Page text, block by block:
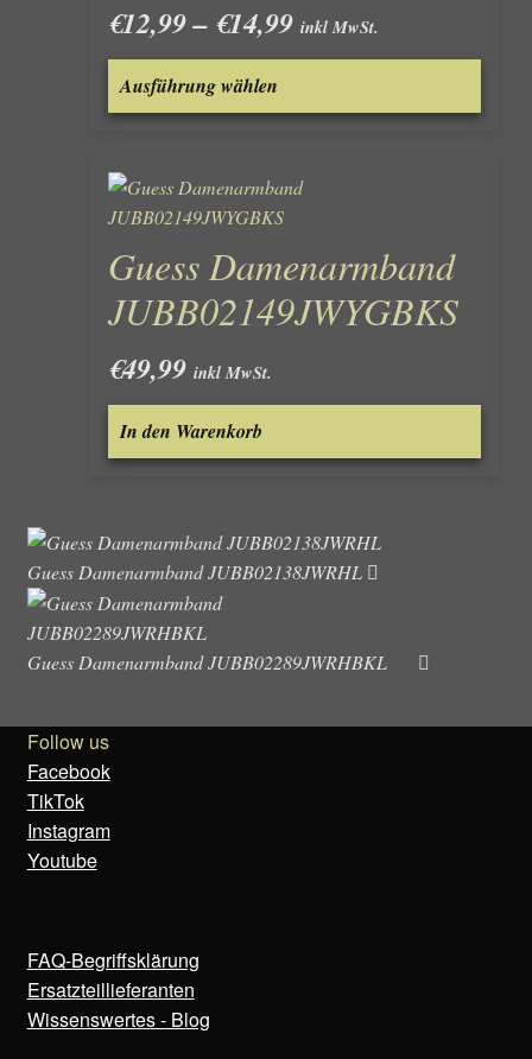
€12,99– €14,99Preisspanne:
€12,99
€14,99
inkl MwSt.
Ausführung wählen
Dieses
weist
Guess Damenarmband
JUBB02149JWYGBKS
€49,99 inkl MwSt.
In den Warenkorb
Guess Damenarmband JUBB02138JWRHL
Guess Damenarmband JUBB02289JWRHBKL
Follow us
Facebook
TikTok
Instagram
Youtube
FAQ-Begriffsklärung
Ersatzteillieferanten
Wissenswertes - Blog